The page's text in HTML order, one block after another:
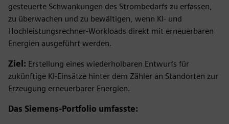
gesteuerte Schwankungen des Strombedarfs zu erfassen,
zu überwachen und zu bewältigen, wenn KI- und
Hochleistungsrechner-Workloads direkt mit erneuerbaren
Energien ausgeführt werden.
Ziel: Erstellung eines wiederholbaren Entwurfs für
zukünftige KI-Einsätze hinter dem Zähler an Standorten zur
Erzeugung erneuerbarer Energien.
Das Siemens-Portfolio umfasste: